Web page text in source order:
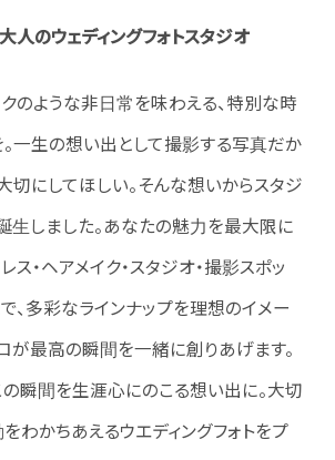
人のウェディングフォトスタジオ
のような非日常を味わえる、特別な時
一生の想い出として撮影する写真だか
大切にしてほしい。そんな想いからスタジ
生しました。あなたの魅力を最大限に
ス・ヘアメイク・スタジオ・撮影スポッ
で、多彩なラインナップを理想のイメー
が最高の瞬間を一緒に創りあげます。
瞬間を生涯心にのこる想い出に。大切
わかちあえるウエディングフォトをプ